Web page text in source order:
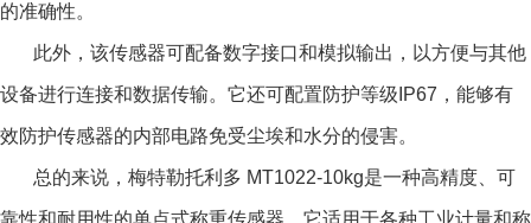
的准确性。
此外，该传感器可配备数字接口和模拟输出，以方便与其他
设备进行连接和数据传输。它还可配置防护等级IP67，能够有
效防护传感器的内部电路免受尘埃和水分的侵害。
总的来说，梅特勒托利多 MT1022-10kg是一种高精度、可
靠性和耐用性的单点式称重传感器。它适用于各种工业计量和称